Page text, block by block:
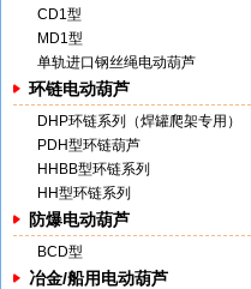
CD1型
MD1型
单轨进口钢丝绳电动葫芦
环链电动葫芦
DHP环链系列（焊罐爬架专用）
PDH型环链葫芦
HHBB型环链系列
HH型环链系列
防爆电动葫芦
BCD型
冶金/船用电动葫芦